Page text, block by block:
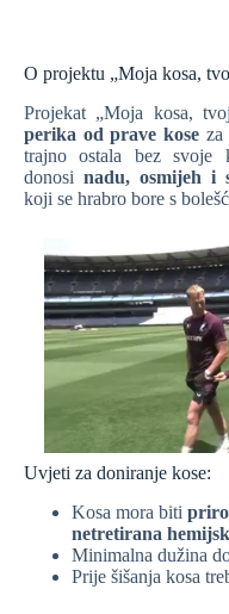
O projektu „Moja kosa,
Projekat „Moja kosa,
perika od prave kose za
trajno ostala bez svoje
donosinadu, osmijeh i
koji se hrabro bore s
Uvjeti za doniranje kose:
Kosa mora biti
netretirana
Minimalna dužina
Prije šišanja kosa